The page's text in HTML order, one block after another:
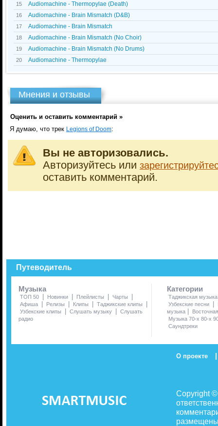
15 Audiomachine - Thermopylae (Death)
16 Audiomachine - Brain Mismatch (D&B)
17 Audiomachine - Brain Mismatch
18 Audiomachine - Brain Mismatch (No Choir)
19 Audiomachine - Brain Mismatch (No Drums)
20 Audiomachine - Thermopylae
Мнения и отзывы
Оценить и оставить комментарий »
Я думаю, что трек Legions of Doom:
Вы не авторизовались.
Авторизуйтесь или
оставить комментарий.
Путеводитель
Музыка
ТОП 50 | Новинки | Плейлисты | Чарты |
Афиша | Релизы | Клипы | Таджикские клипы |
Узбекские клипы | Слушать музыку | Слушать
радио
Категории
Таджикская музыка
Узбекские песни
|
музыка |
Музыка 70-х 80-х
Саундтреки
О проекте |
Copyright
размещены